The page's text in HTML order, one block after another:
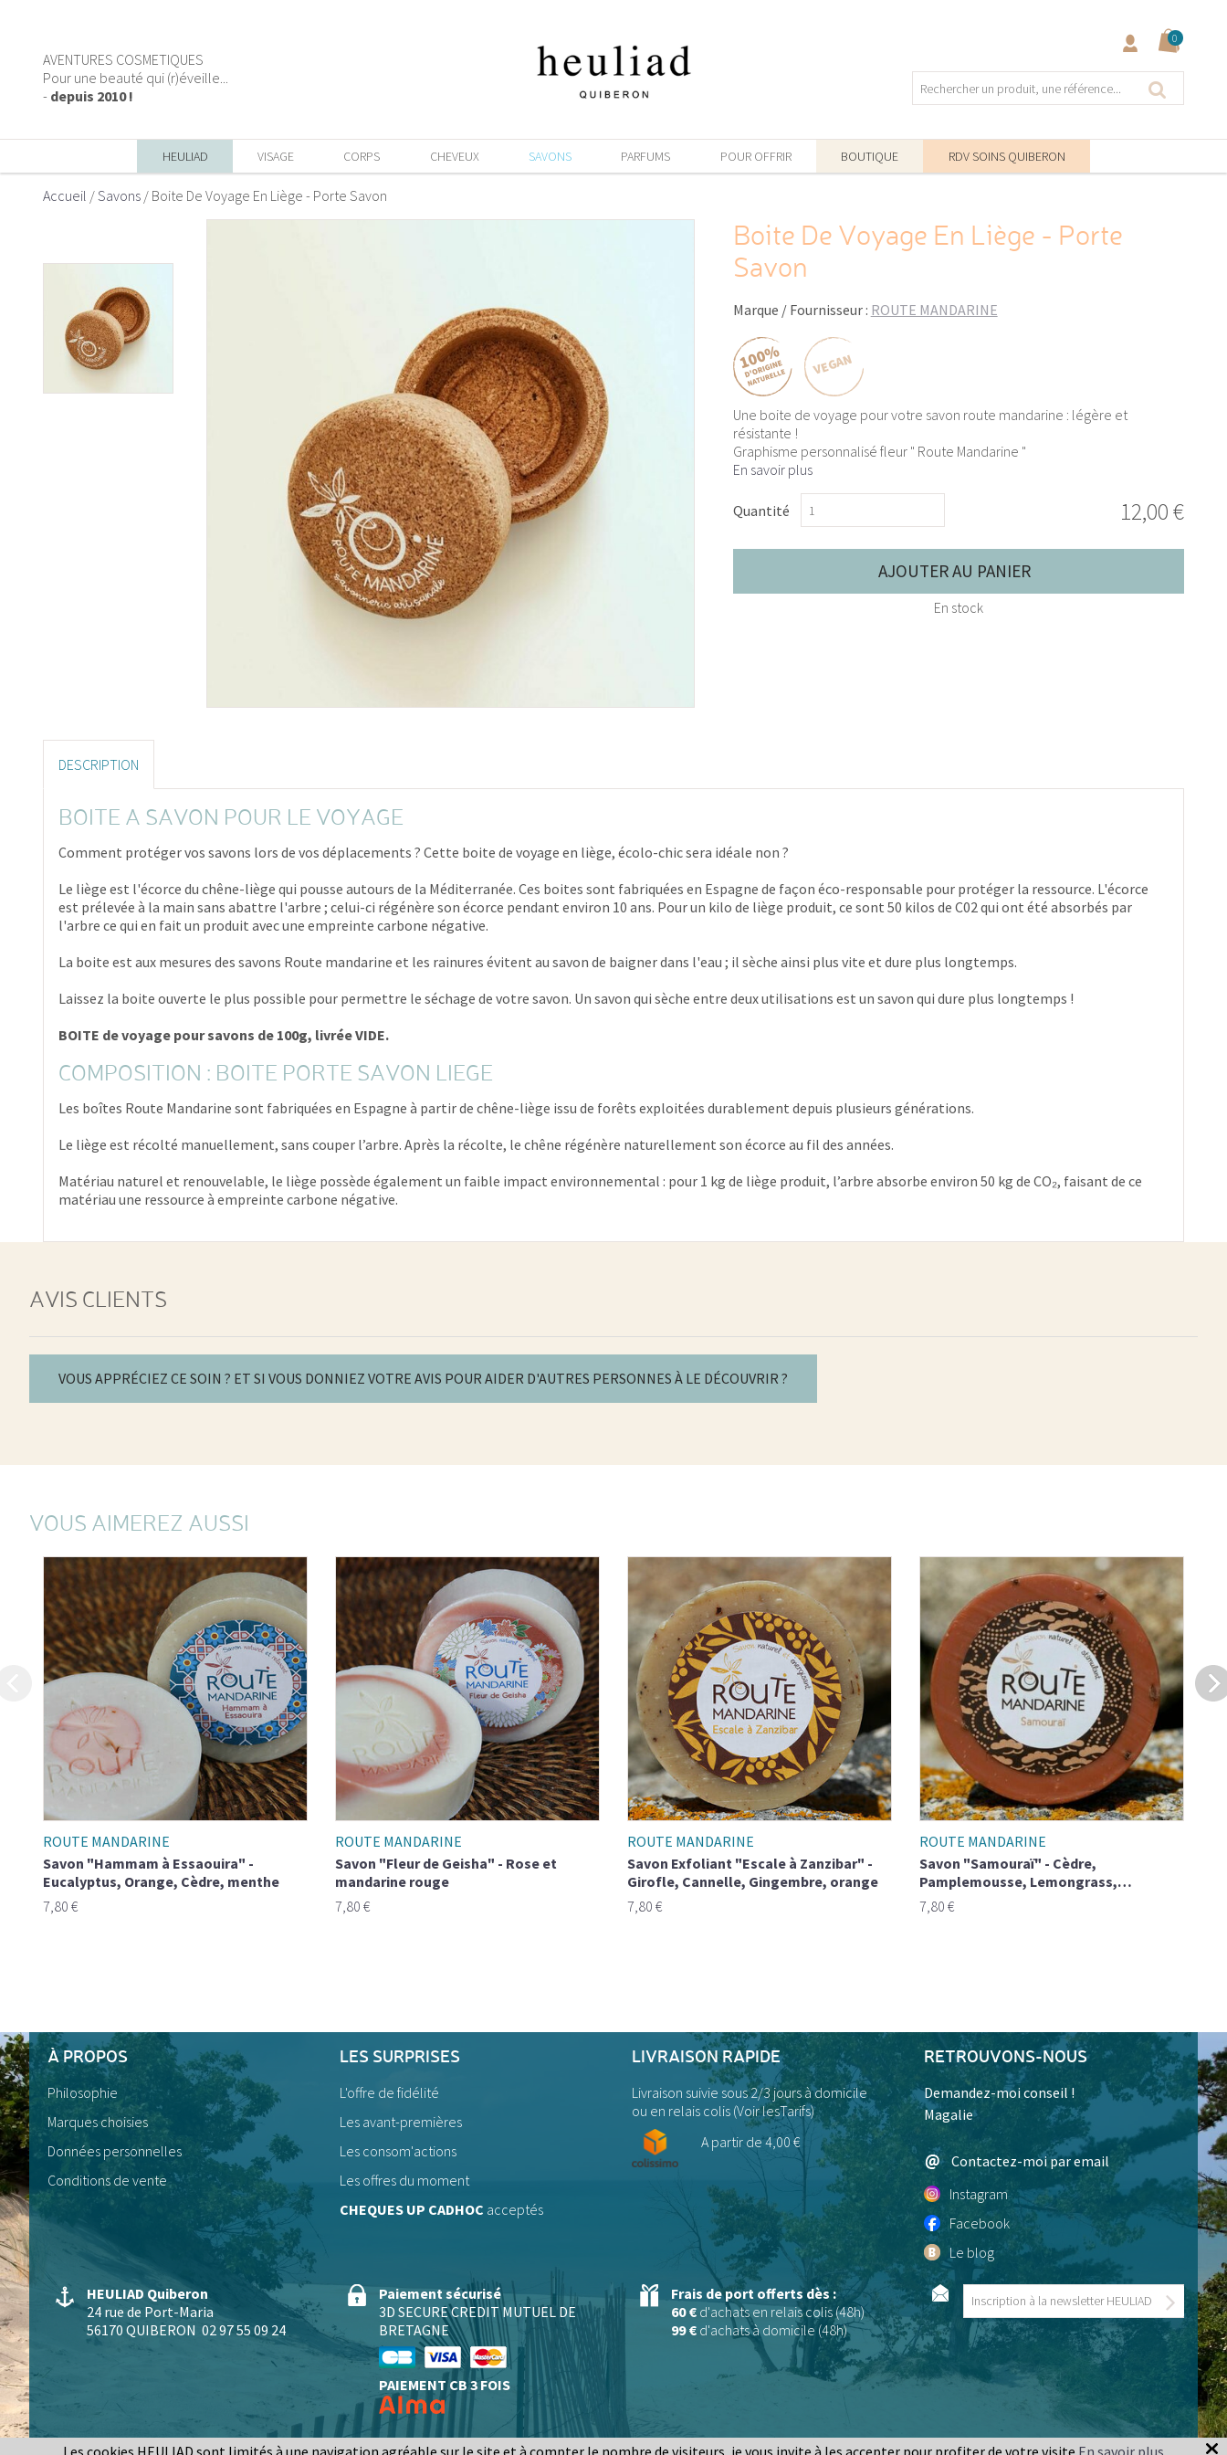
AVENTURES COSMETIQUES
Pour une beauté qui (r)éveille...
- depuis 2010 !
0
HEULIAD VISAGE CORPS CHEVEUX SAVONS PARFUMS POUR OFFRIR BOUTIQUE RDV SOINS QUIBERON
Accueil /Savons / Boite De Voyage En Liège - Porte Savon
Boite De Voyage En Liège - Porte
Savon
Marque / Fournisseur : ROUTE MANDARINE
Quantité 12,00 €
AJOUTER AU PANIER
En stock
Une boite de voyage pour votre savon route mandarine : légère et
résistante !
Graphisme personnalisé fleur " Route Mandarine "
En savoir plus
DESCRIPTION
BOITE A SAVON POUR LE VOYAGE
Comment protéger vos savons lors de vos déplacements ? Cette boite de voyage en liège, écolo-chic sera idéale non ?
Le liège est l'écorce du chêne-liège qui pousse autours de la Méditerranée. Ces boites sont fabriquées en Espagne de façon éco-responsable pour protéger la ressource. L'écorce
est prélevée à la main sans abattre l'arbre ; celui-ci régénère son écorce pendant environ 10 ans. Pour un kilo de liège produit, ce sont 50 kilos de C02 qui ont été absorbés par
l'arbre ce qui en fait un produit avec une empreinte carbone négative.
La boite est aux mesures des savons Route mandarine et les rainures évitent au savon de baigner dans l'eau ; il sèche ainsi plus vite et dure plus longtemps.
Laissez la boite ouverte le plus possible pour permettre le séchage de votre savon. Un savon qui sèche entre deux utilisations est un savon qui dure plus longtemps !
BOITE de voyage pour savons de 100g, livrée VIDE.
COMPOSITION : BOITE PORTE SAVON LIEGE
Les boîtes Route Mandarine sont fabriquées en Espagne à partir de chêne-liège issu de forêts exploitées durablement depuis plusieurs générations.
Le liège est récolté manuellement, sans couper l’arbre. Après la récolte, le chêne régénère naturellement son écorce au fil des années.
Matériau naturel et renouvelable, le liège possède également un faible impact environnemental : pour 1 kg de liège produit, l’arbre absorbe environ 50 kg de CO₂, faisant de ce
matériau une ressource à empreinte carbone négative.
AVIS CLIENTS
VOUS APPRÉCIEZ CE SOIN ? ET SI VOUS DONNIEZ VOTRE AVIS POUR AIDER D'AUTRES PERSONNES À LE DÉCOUVRIR ?
VOUS AIMEREZ AUSSI
ROUTE MANDARINE
Savon "Hammam à Essaouira" -
Eucalyptus, Orange, Cèdre, menthe
7,80 €
ROUTE MANDARINE
Savon "Fleur de Geisha" - Rose et
mandarine rouge
7,80 €
ROUTE MANDARINE
Savon Exfoliant "Escale à Zanzibar" -
Girofle, Cannelle, Gingembre, orange
7,80 €
ROUTE MANDARINE
Savon "Samouraï" - Cèdre,
Pamplemousse, Lemongrass,
Gingembre
7,80 €
À PROPOS
Philosophie
Marques choisies
Données personnelles
Conditions de vente
LES SURPRISES
L'offre de fidélité
Les avant-premières
Les consom'actions
Les offres du moment
CHEQUES UP CADHOC acceptés
LIVRAISON RAPIDE
Livraison suivie sous 2/3 jours à domicile
ou en relais colis (Voir lesTarifs)
A partir de 4,00 €
RETROUVONS-NOUS
Demandez-moi conseil !
Magalie
Contactez-moi par email
Instagram
Facebook
Le blog
HEULIAD Quiberon
24 rue de Port-Maria
56170 QUIBERON 02 97 55 09 24
Paiement sécurisé
3D SECURE CREDIT MUTUEL DE
BRETAGNE
PAIEMENT CB 3 FOIS
Frais de port offerts dès :
60 € d'achats en relais colis (48h)
99 € d'achats à domicile (48h)
Les cookies HEULIAD sont limités à une navigation agréable sur le site et à compter le nombre de visiteurs, je vous invite à les accepter pour profiter de votre visite. En savoir plus